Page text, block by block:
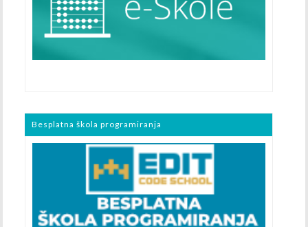
Besplatna škola programiranja